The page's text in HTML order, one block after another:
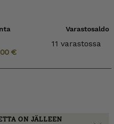
Varastosaldo
€
11 varastossa
ON JÄLLEEN